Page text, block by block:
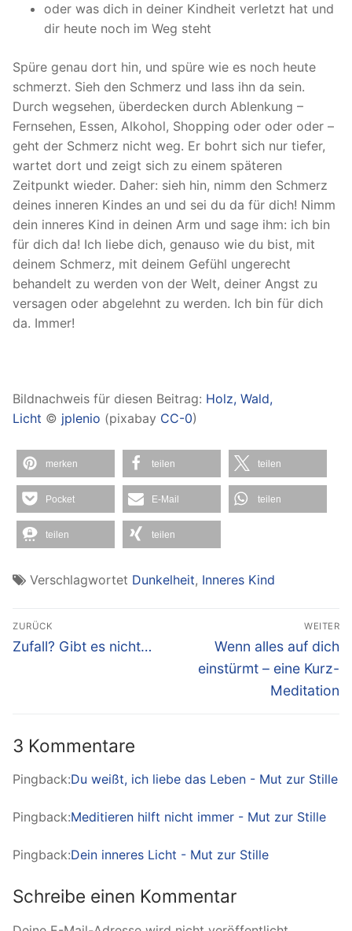
oder was dich in deiner Kindheit verletzt hat und
dir heute noch im Weg steht
Spüre genau dort hin, und spüre wie es noch heute
schmerzt. Sieh den Schmerz und lass ihn da sein.
Durch wegsehen, überdecken durch Ablenkung –
Fernsehen, Essen, Alkohol, Shopping oder oder oder –
geht der Schmerz nicht weg. Er bohrt sich nur tiefer,
wartet dort und zeigt sich zu einem späteren
Zeitpunkt wieder. Daher: sieh hin, nimm den Schmerz
deines inneren Kindes an und sei du da für dich! Nimm
dein inneres Kind in deinen Arm und sage ihm: ich bin
für dich da! Ich liebe dich, genauso wie du bist, mit
deinem Schmerz, mit deinem Gefühl ungerecht
behandelt zu werden von der Welt, deiner Angst zu
versagen oder abgelehnt zu werden. Ich bin für dich
da. Immer!
Bildnachweis für diesen Beitrag: Holz, Wald,
Licht © jplenio (pixabay CC-0)
merken teilen teilen
Pocket E-Mail teilen
teilen teilen
Verschlagwortet Dunkelheit, Inneres Kind
Beitragsnavigation
ZURÜCK
Vorheriger
Zufall? Gibt es nicht…
WEITER
Nächster
Beitrag:
Wenn alles auf dich
einstürmt – eine Kurz-
Meditation
3 Kommentare
Pingback:Du weißt, ich liebe das Leben - Mut zur Stille
Pingback:Meditieren hilft nicht immer - Mut zur Stille
Pingback:Dein inneres Licht - Mut zur Stille
Schreibe einen Kommentar